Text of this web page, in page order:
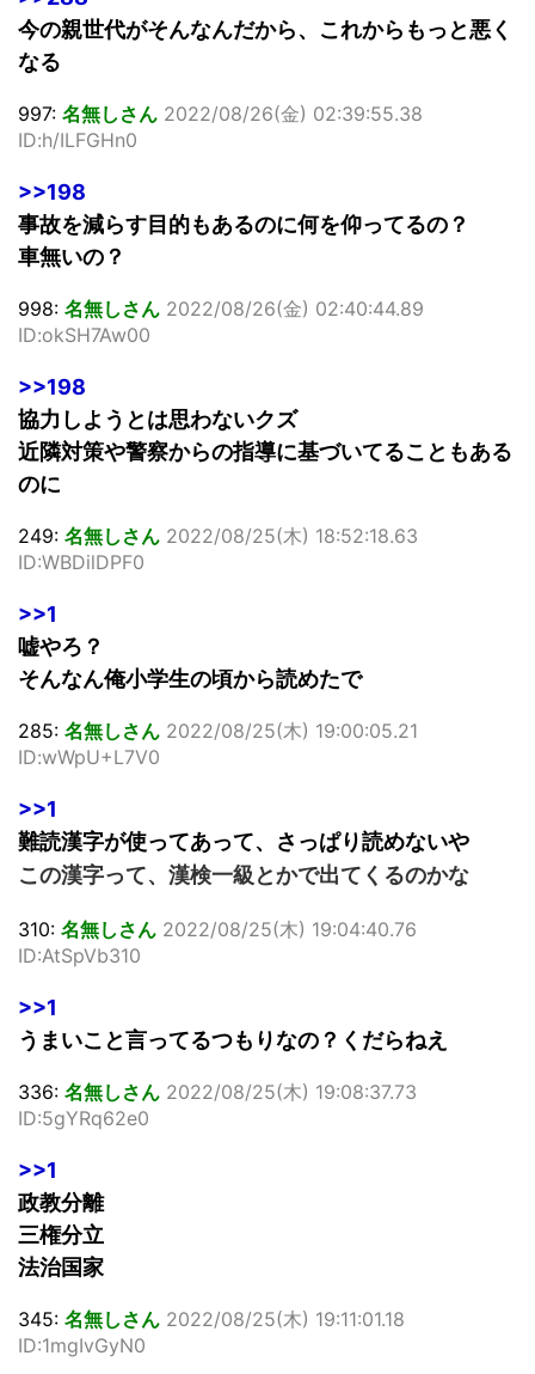
今の親世代がそんなんだから、これからもっと悪く
なる
997: 名無しさん 2022/08/26(金) 02:39:55.38
ID:h/ILFGHn0
>>198
事故を減らす目的もあるのに何を仰ってるの？
車無いの？
998: 名無しさん 2022/08/26(金) 02:40:44.89
ID:okSH7Aw00
>>198
協力しようとは思わないクズ
近隣対策や警察からの指導に基づいてることもある
のに
249: 名無しさん 2022/08/25(木) 18:52:18.63
ID:WBDilDPF0
>>1
嘘やろ？
そんなん俺小学生の頃から読めたで
285: 名無しさん 2022/08/25(木) 19:00:05.21
ID:wWpU+L7V0
>>1
難読漢字が使ってあって、さっぱり読めないや
この漢字って、漢検一級とかで出てくるのかな
310: 名無しさん 2022/08/25(木) 19:04:40.76
ID:AtSpVb310
>>1
うまいこと言ってるつもりなの？くだらねえ
336: 名無しさん 2022/08/25(木) 19:08:37.73
ID:5gYRq62e0
>>1
政教分離
三権分立
法治国家
345: 名無しさん 2022/08/25(木) 19:11:01.18
ID:1mgIvGyN0